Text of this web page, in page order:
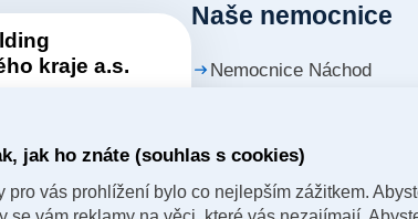
kraje a.s.
společnosti.
Naše nemocnice
Nemocnice Náchod
Nemocnice Jičín
Nemocnice Dvůr Králové
jak ho znáte (souhlas s cookies)
pro vás prohlížení bylo co nejlepším zážitkem.